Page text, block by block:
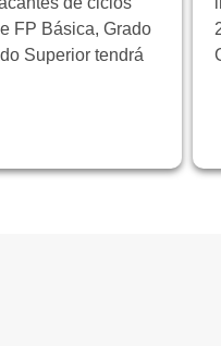
FP Básica, Grado
Superior tendrá